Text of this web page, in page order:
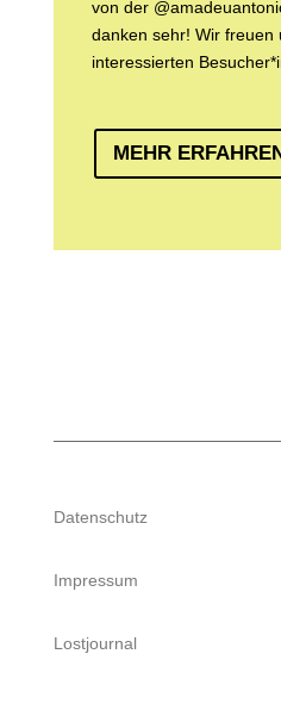
von der
danken sehr! Wir freuen
interessierten
MEHR
Datenschutz
Impressum
Lostjournal